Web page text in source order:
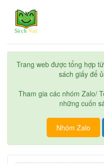
Trang web được tổng hợp
sách giấy để
Tham gia các nhóm Zalo/
những cuốn
Nhóm Zalo